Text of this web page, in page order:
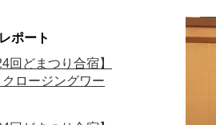
ポート
回どまつり合宿】
ロージングワー